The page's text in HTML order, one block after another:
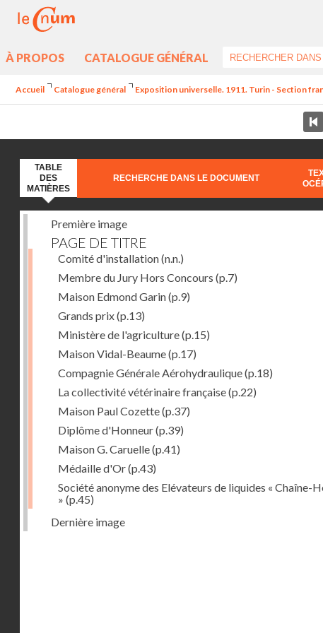
À PROPOS CATALOGUE GÉNÉRAL
Accueil Catalogue général Exposition universelle. 1911. Turin - Section
TABLE
DES
MATIÈRES
RECHERCHE DANS LE DOCUMENT
Première image
PAGE DE TITRE
Comité d'installation(n.n.)
Membre du Jury Hors Concours (p.7)
Maison Edmond Garin(p.9)
Grands prix(p.13)
Ministère de l'agriculture(p.15)
Maison Vidal-Beaume(p.17)
Compagnie Générale Aérohydraulique(p.18)
La collectivité vétérinaire française(p.22)
Maison Paul Cozette(p.37)
Diplôme d'Honneur(p.39)
Maison G. Caruelle(p.41)
Médaille d'Or(p.43)
Société anonyme des Elévateurs de liquides « Chaîne-
» (p.45)
Dernière image